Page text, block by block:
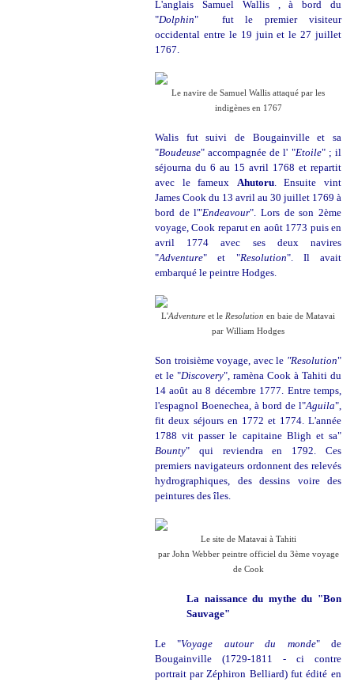
L'anglais Samuel Wallis , à bord du
"Dolphin" fut le premier visiteur
occidental entre le 19 juin et le 27 juillet
1767.
Le navire de Samuel Wallis attaqué par les
indigènes en 1767
Walis fut suivi de Bougainville et sa
"Boudeuse" accompagnée de l' "Etoile" ; il
séjourna du 6 au 15 avril 1768 et repartit
avec le fameux Ahutoru. Ensuite vint
James Cook du 13 avril au 30 juillet 1769 à
bord de l'"Endeavour". Lors de son 2ème
voyage, Cook reparut en août 1773 puis en
avril 1774 avec ses deux navires
"Adventure" et "Resolution". Il avait
embarqué le peintre Hodges.
L'Adventure et le Resolution en baie de Matavai
par William Hodges
Son troisième voyage, avec le "Resolution"
et le "Discovery", ramèna Cook à Tahiti du
14 août au 8 décembre 1777. Entre temps,
l'espagnol Boenechea, à bord de l"Aguila",
fit deux séjours en 1772 et 1774. L'année
1788 vit passer le capitaine Bligh et sa"
Bounty" qui reviendra en 1792. Ces
premiers navigateurs ordonnent des relevés
hydrographiques, des dessins voire des
peintures des îles.
Le site de Matavai à Tahiti
par John Webber peintre officiel du 3ème voyage
de Cook
La naissance du mythe du "Bon
Sauvage"
Le "Voyage autour du monde" de
Bougainville (1729-1811 - ci contre
portrait par Zéphiron Belliard) fut édité en